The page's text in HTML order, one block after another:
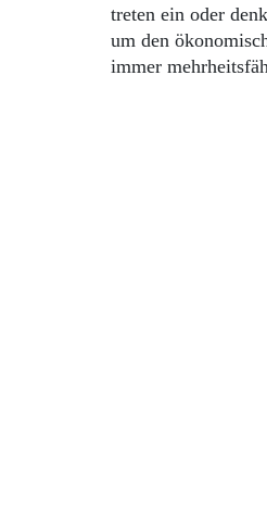
treten ein oder
um den
immer